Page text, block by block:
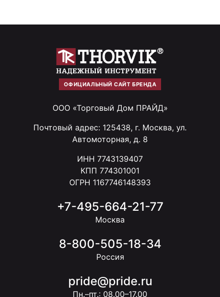
ОФИЦИАЛЬНЫЙ САЙТ БРЕНДА
ООО «Торговый Дом ПРАЙД»
Почтовый адрес: 125438, г. Москва, ул.
Автомоторная, д. 8
ИНН 7743139407
КПП 774301001
ОГРН 1167746148393
+7-495-664-21-77
Москва
8-800-505-18-34
Россия
pride@pride.ru
Пн.–пт.: 08.00–17.00